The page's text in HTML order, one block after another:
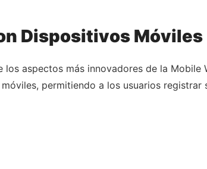
Dispositivos Móviles
aspectos más innovadores de la Mobile
permitiendo a los usuarios